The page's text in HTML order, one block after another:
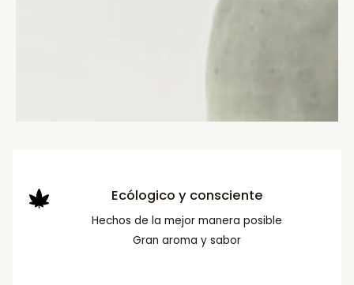
Ecólogico y consciente
Hechos de la mejor manera posible
Gran aroma y sabor